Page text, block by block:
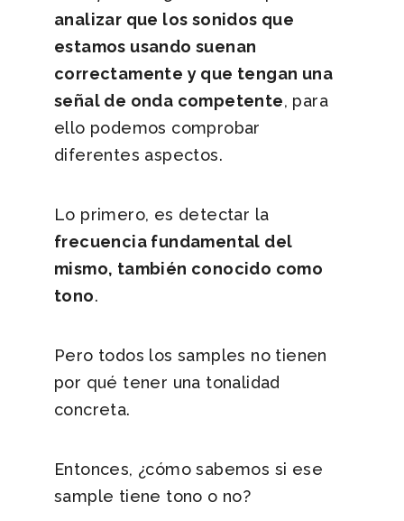
analizar que los sonidos que
estamos usando suenan
correctamente y que tengan una
señal de onda competente, para
ello podemos comprobar
diferentes aspectos.
Lo primero, es detectar la
frecuencia fundamental del
mismo, también conocido como
tono.
Pero todos los samples no tienen
por qué tener una tonalidad
concreta.
Entonces, ¿cómo sabemos si ese
sample tiene tono o no?